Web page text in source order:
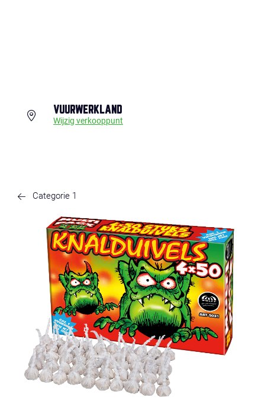
VUURWERKLAND
Wijzig verkooppunt
Categorie 1